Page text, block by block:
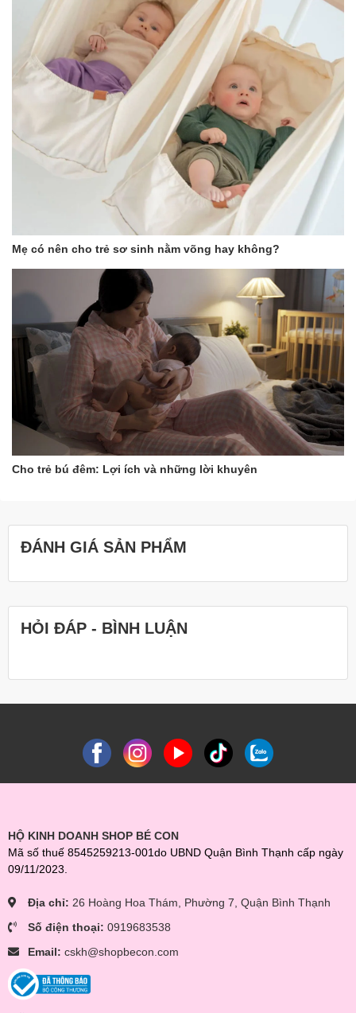
Mẹ có nên cho trẻ sơ sinh nằm võng hay không?
Cho trẻ bú đêm: Lợi ích và những lời khuyên
ĐÁNH GIÁ SẢN PHẨM
HỎI ĐÁP - BÌNH LUẬN
HỘ KINH DOANH SHOP BÉ CON
Mã số thuế 8545259213-001do UBND Quận Bình Thạnh cấp ngày
09/11/2023.
Địa chỉ: 26 Hoàng Hoa Thám, Phường 7, Quận Bình Thạnh
Số điện thoại: 0919683538
Email: cskh@shopbecon.com